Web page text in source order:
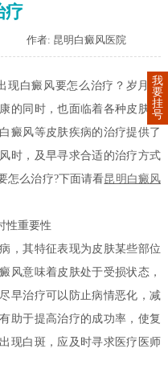
疗
作者: 昆明白癜风医院
现白癜风要怎么治疗？岁月依
的同时，也面临着各种皮肤问
癜风等皮肤疾病的治疗提供了
时，及早寻求合适的治疗方式
怎么治疗?下面请看昆明白癜风
重要性
其特征表现为皮肤某些部位
风意味着皮肤处于受损状态，
早治疗可以防止病情恶化，减
助于提高治疗的成功率，使复
现白斑，应及时寻求医疗医师
我
要
挂
号